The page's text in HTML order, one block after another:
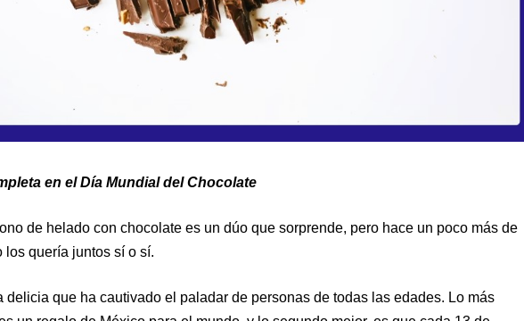
en el Día Mundial del Chocolate
de helado con chocolate es un dúo que sorprende, pero hace un poco más de
los quería juntos sí o sí.
delicia que ha cautivado el paladar de personas de todas las edades. Lo más